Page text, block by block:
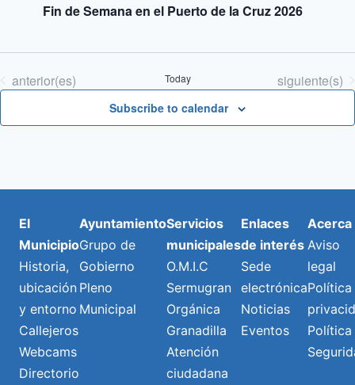
Fin de Semana en el Puerto de la Cruz 2026
Eventos
anterior(es) Today Eventos
siguiente(s)
Subscribe to calendar
El
Municipio
Historia,
ubicación
y entorno
Callejeros
Webcams
Directorio
Ayuntamiento
Grupo de
Gobierno
Pleno
Municipal
Servicios
municipales
O.M.I.C
Sermugran
Orgánica
Granadilla
Atención
ciudadana
Enlaces
de interés
Sede
electrónica
Noticias
Eventos
Acerca
Aviso
legal
Política
Política